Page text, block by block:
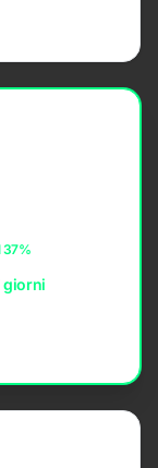
37%
giorni